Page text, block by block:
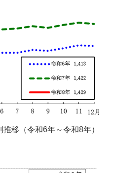
移（令和6年～令和8年）